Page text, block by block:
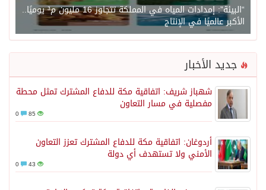
“البيئة”: إمدادات المياه في المملكة تتجاوز 16 مليون م³ يوميًا..
الأكبر عالميًا في الإنتاج
جديد الأخبار
شهباز شريف: اتفاقية مكة للدفاع المشترك تمثل محطة
مفصلية في مسار التعاون
85
0
أردوغان: اتفاقية مكة للدفاع المشترك تعزز التعاون
الأمني ولا تستهدف أي دولة
43
0